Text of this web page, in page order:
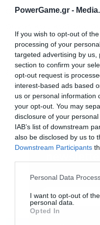
PowerGame.gr -
If you wish to opt-out of
processing of your
targeted advertising by
section to confirm your
opt-out request is
interest-based ads based
us or personal information
your opt-out. You may
disclosure of your
IAB’s list of downstream
also be disclosed by us to
Downstream Participants
Personal Data
I want to opt-out of
personal data.
Opted In
οδηγώντας σε έως
μείωση του κόστους
παράλληλα
επιταχύνεται η
Εγγραφή